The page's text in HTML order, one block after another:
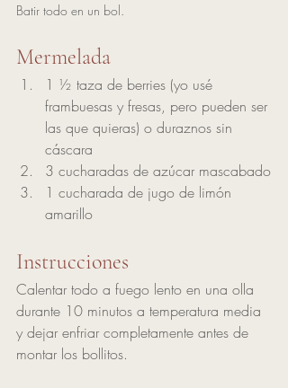
Batir todo en un bol.
Mermelada
1 ½ taza de berries (yo usé
frambuesas y fresas, pero pueden ser
las que quieras) o duraznos sin
cáscara
3 cucharadas de azúcar mascabado
1 cucharada de jugo de limón
amarillo
Instrucciones
Calentar todo a fuego lento en una olla
durante 10 minutos a temperatura media
y dejar enfriar completamente antes de
montar los bollitos.